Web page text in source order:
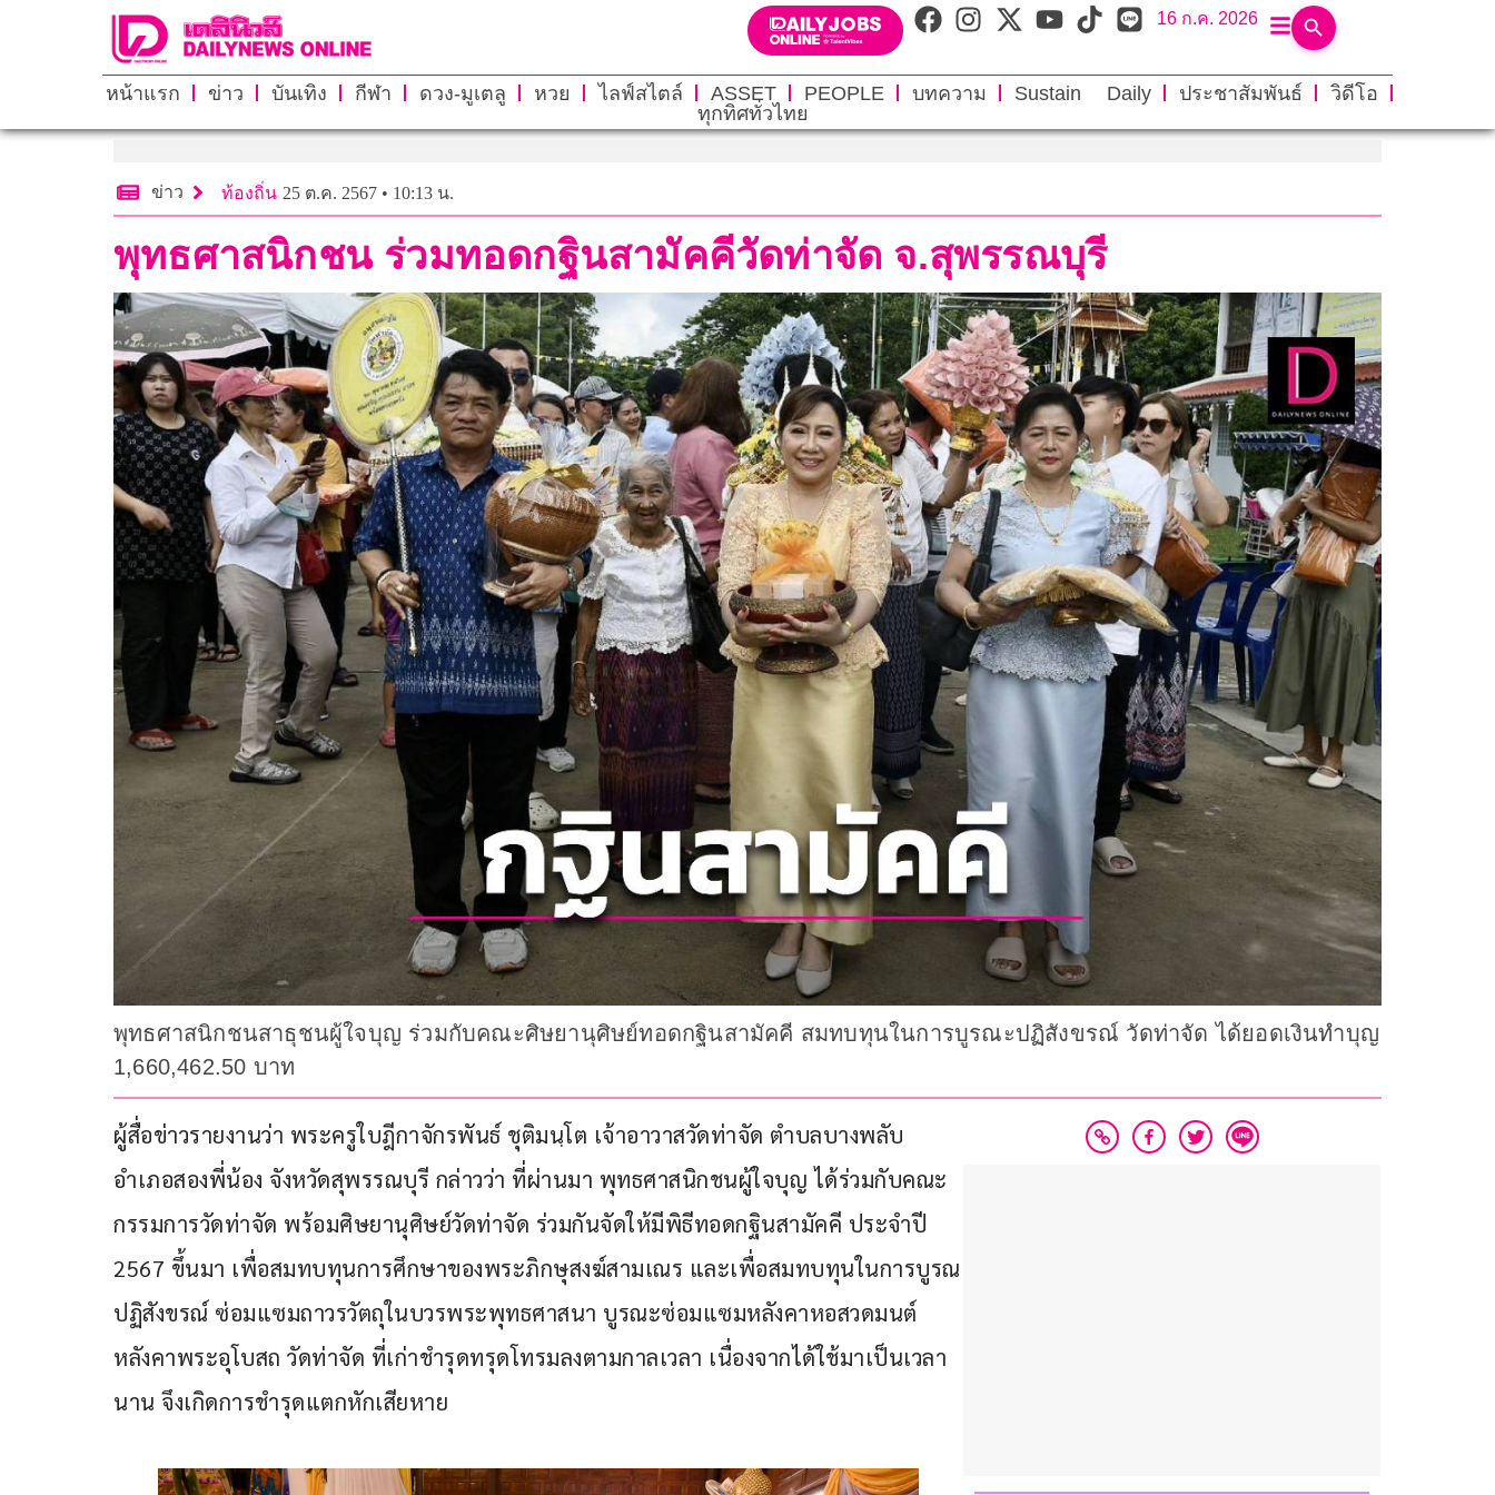
16 ก.ค. 2026
หน้าแรก ข่าว บันเทิง กีฬา ดวง-มูเตลู หวย ไลฟ์สไตล์ ASSET PEOPLE บทความ Sustain Daily ประชาสัมพันธ์
วิดีโอ
ทุกทิศทั่วไทย
ข่าว ท้องถิ่น 25 ต.ค. 2567 • 10:13 น.
พุทธศาสนิกชน ร่วมทอดกฐินสามัคคีวัดท่าจัด จ.สุพรรณบุรี
พุทธศาสนิกชนสาธุชนผู้ใจบุญ ร่วมกับคณะศิษยานุศิษย์ทอดกฐินสามัคคี สมทบทุนในการบูรณะปฏิสังขรณ์ วัดท่าจัด ได้ยอดเงินทำบุญ
1,660,462.50 บาท
ผู้สื่อข่าวรายงานว่า พระครูใบฎีกาจักรพันธ์ ชุติมนฺโต เจ้าอาวาสวัดท่าจัด ตำบลบางพลับ
อำเภอสองพี่น้อง จังหวัดสุพรรณบุรี กล่าวว่า ที่ผ่านมา พุทธศาสนิกชนผู้ใจบุญ ได้ร่วมกับคณะ
กรรมการวัดท่าจัด พร้อมศิษยานุศิษย์วัดท่าจัด ร่วมกันจัดให้มีพิธีทอดกฐินสามัคคี ประจำปี
2567 ขึ้นมา เพื่อสมทบทุนการศึกษาของพระภิกษุสงฆ์สามเณร และเพื่อสมทบทุนในการบูรณ
ปฏิสังขรณ์ ซ่อมแซมถาวรวัตถุในบวรพระพุทธศาสนา บูรณะซ่อมแซมหลังคาหอสวดมนต์
หลังคาพระอุโบสถ วัดท่าจัด ที่เก่าชำรุดทรุดโทรมลงตามกาลเวลา เนื่องจากได้ใช้มาเป็นเวลา
นาน จึงเกิดการชำรุดแตกหักเสียหาย